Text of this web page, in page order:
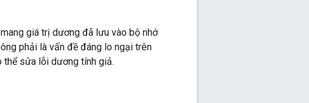
giá trị dương đã lưu vào bộ nhớ
phải là vấn đề đáng lo ngại trên
thể sửa lỗi dương tính giả.